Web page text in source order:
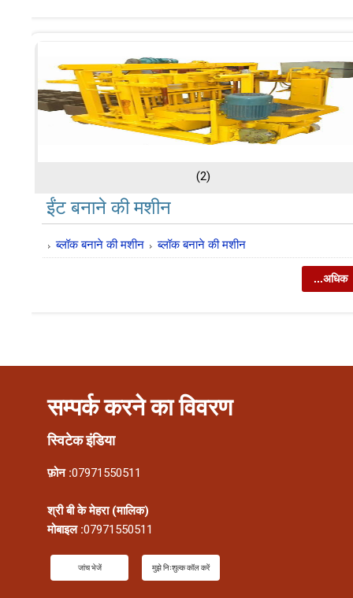
(2)
ईंट बनाने की मशीन
ब्लॉक बनाने की मशीन ब्लॉक बनाने की मशीन
...अधिक
सम्पर्क करने का विवरण
स्विटेक इंडिया
फ़ोन :07971550511
श्री बी के मेहरा(मालिक)
मोबाइल :07971550511
जांच भेजें मुझे निःशुल्क कॉल करें